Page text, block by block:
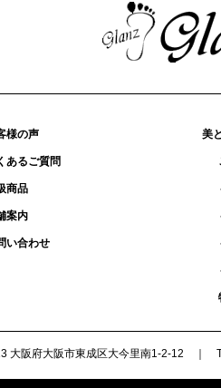
様の声
あるご質問
商品
案内
い合わせ
美
大阪府大阪市東成区大今里南1-2-12 ｜